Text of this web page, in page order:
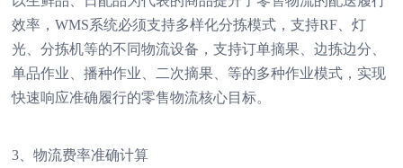
效率，WMS系统必须支持多样化分拣模式，支持RF、灯
光、分拣机等的不同物流设备，支持订单摘果、边拣边分、
单品作业、播种作业、二次摘果、等的多种作业模式，实现
快速响应准确履行的零售物流核心目标。
3、物流费率准确计算